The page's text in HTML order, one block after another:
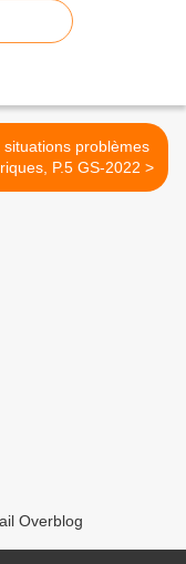
situations problèmes
numériques, P.5 GS-2022 >
Overblog